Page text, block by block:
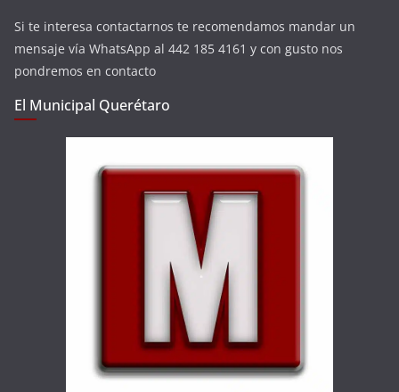
Si te interesa contactarnos te recomendamos mandar un
mensaje vía WhatsApp al 442 185 4161 y con gusto nos
pondremos en contacto
El Municipal Querétaro